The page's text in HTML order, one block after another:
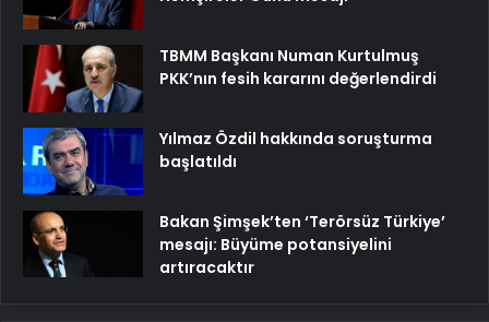
TBMM Başkanı Numan Kurtulmuş
PKK’nın fesih kararını değerlendirdi
Yılmaz Özdil hakkında soruşturma
başlatıldı
Bakan Şimşek’ten ‘Terörsüz Türkiye’
mesajı: Büyüme potansiyelini
artıracaktır